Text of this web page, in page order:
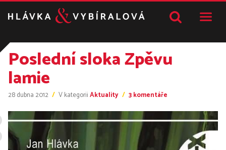
na
Poslední sloka Zpěvu
lamie
28 dubna 2012 / V kategoriiAktuality / 3 komentáře
s
názvem
Poslední
sloka
Zpěvu
lamie